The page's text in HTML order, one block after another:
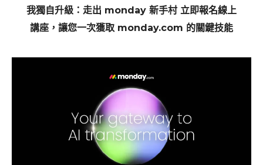
我獨自升級：走出 monday 新手村 立即報名線上
講座，讓您一次獲取 monday.com 的關鍵技能